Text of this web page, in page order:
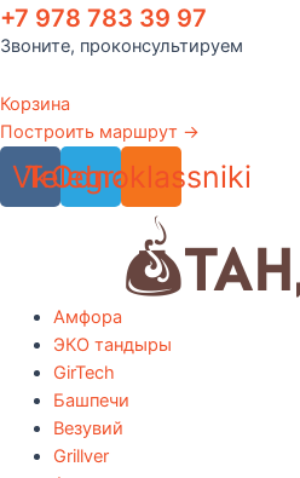
+7 978 783 39 97
Звоните, проконсультируем
Корзина
Построить маршрут →
Vk
Telegram
Odnoklassniki
Амфора
ЭКО тандыры
GirTech
Башпечи
Везувий
Grillver